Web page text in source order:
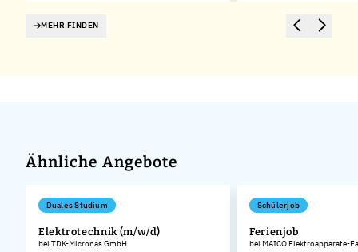
MEHR FINDEN
Ähnliche Angebote
Duales Studium
Elektrotechnik (m/w/d)
bei TDK-Micronas GmbH
Schülerjob
Ferienjob
bei MAICO Elektroapparate-